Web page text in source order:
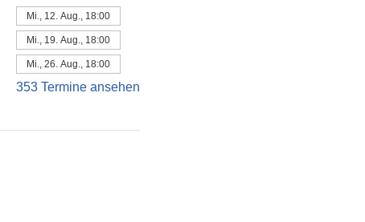
Mi., 12. Aug., 18:00
Mi., 19. Aug., 18:00
Mi., 26. Aug., 18:00
353 Termine ansehen